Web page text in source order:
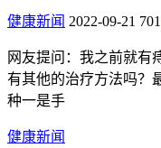
健康新闻 2022-09-21 701
网友提问：我之前就有
有其他的治疗方法吗？
种一是手
健康新闻